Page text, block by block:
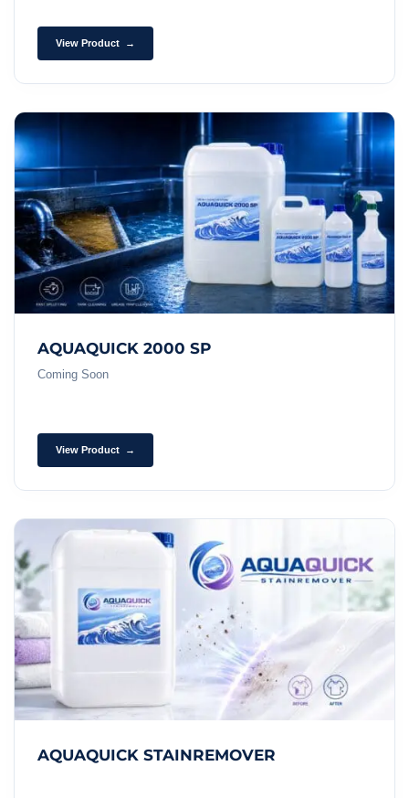
View Product →
AQUAQUICK 2000 SP
Coming Soon
View Product →
AQUAQUICK STAINREMOVER